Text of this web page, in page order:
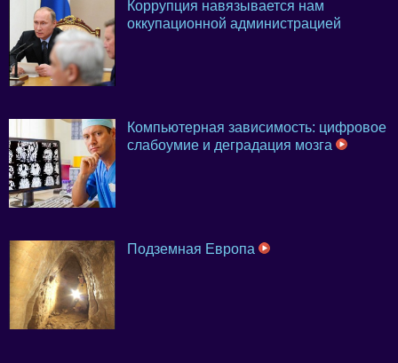
Коррупция навязывается нам
оккупационной администрацией
Компьютерная зависимость: цифровое
слабоумие и деградация мозга
Подземная Европа